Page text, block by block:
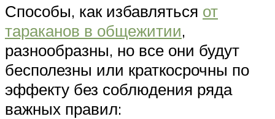
Способы, как избавляться от
тараканов в общежитии,
разнообразны, но все они будут
бесполезны или краткосрочны по
эффекту без соблюдения ряда
важных правил: